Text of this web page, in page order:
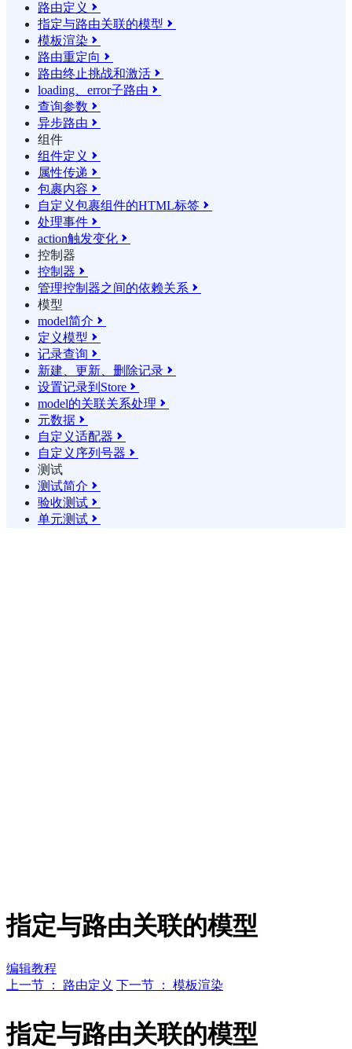
路由定义 
指定与路由关联的模型 
模板渲染 
路由重定向 
路由终止挑战和激活 
loading、error子路由 
查询参数 
异步路由 
组件
组件定义 
属性传递 
包裹内容 
自定义包裹组件的HTML标签 
处理事件 
action触发变化 
控制器
控制器 
管理控制器之间的依赖关系 
模型
model简介 
定义模型 
记录查询 
新建、更新、删除记录 
设置记录到Store 
model的关联关系处理 
元数据 
自定义适配器 
自定义序列号器 
测试
测试简介 
验收测试 
单元测试 
指定与路由关联的模型
编辑教程
上一节 ： 路由定义 下一节 ： 模板渲染
指定与路由关联的模型